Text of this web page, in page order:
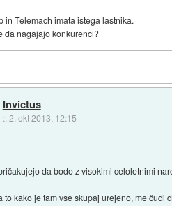
in Telemach imata istega lastnika.
da nagajajo konkurenci?
Invictus
::2. okt 2013, 12:15
da bodo z visokimi celoletnimi
to kako je tam vse skupaj urejeno, me čudi